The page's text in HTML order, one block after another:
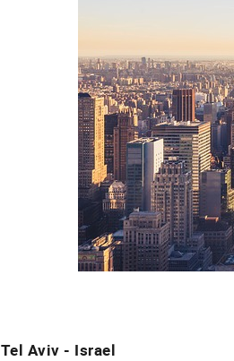
Tel Aviv - Israel